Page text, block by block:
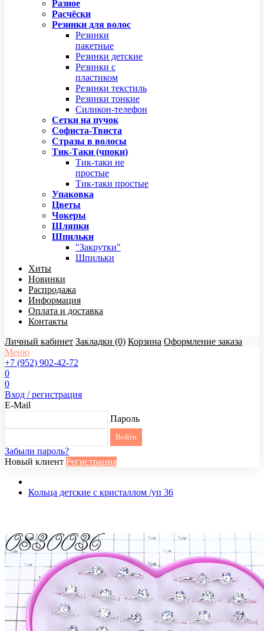
Разное
Расчёски
Резинки для волос
Резинки
пакетные
Резинки детские
Резинки с
пластиком
Резинки текстиль
Резинки тонкие
Силикон-телефон
Сетки на пучок
Софиста-Твиста
Стразы в волосы
Тик-Таки (чпоки)
Тик-таки не
простые
Тик-таки простые
Упаковка
Цветы
Чокеры
Шляпки
Шпильки
"Закрутки"
Шпильки
Хиты
Новинки
Распродажа
Информация
Оплата и доставка
Контакты
Личный кабинет Закладки (0) Корзина Оформление заказа
Меню
+7 (952) 902-42-72
0
0
Вход / регистрация
E-Mail
Пароль
Забыли пароль?
Новый клиент Регистрация
Кольца детские с кристаллом /уп 36